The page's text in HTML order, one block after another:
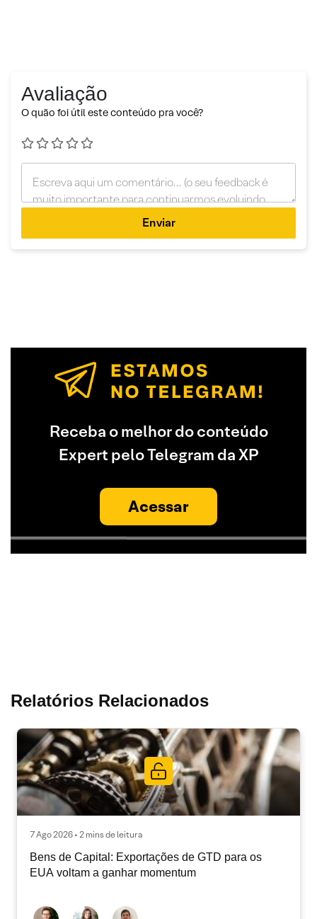
Avaliação
O quão foi útil este conteúdo pra você?
Enviar
Receba o melhor do conteúdo
Expert pelo Telegram da XP
Acessar
Relatórios Relacionados
7 Ago 2026 • 2 mins de leitura
Bens de Capital: Exportações de GTD para os
EUA voltam a ganhar momentum